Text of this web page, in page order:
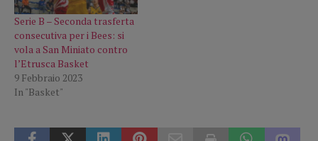
Serie B – Seconda trasferta
consecutiva per i Bees: si
vola a San Miniato contro
l’Etrusca Basket
9 Febbraio 2023
In "Basket"